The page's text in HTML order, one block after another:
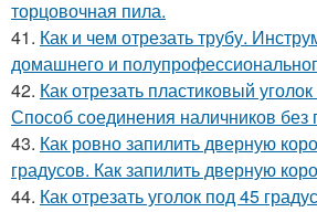
торцовочная пила.
41. Как и чем отрезать трубу.
домашнего и
42. Как отрезать пластиковый
Способ соединения наличников без
43. Как ровно запилить дверную
градусов. Как запилить дверную
44. Как отрезать уголок под 45